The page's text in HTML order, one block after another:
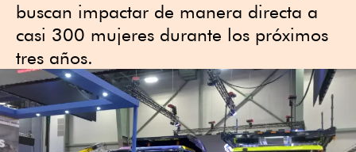
buscan impactar de manera directa a
casi 300 mujeres durante los próximos
tres años.